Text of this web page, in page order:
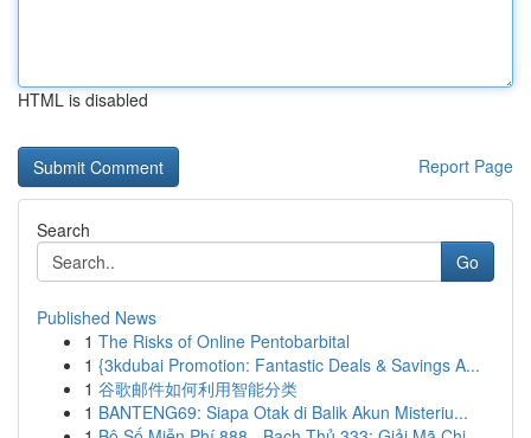
HTML is disabled
Report Page
Search
Go
Published News
1 The Risks of Online Pentobarbital
1 {3kdubai Promotion: Fantastic Deals & Savings A...
1 谷歌邮件如何利用智能分类
1 BANTENG69: Siapa Otak di Balik Akun Misteriu...